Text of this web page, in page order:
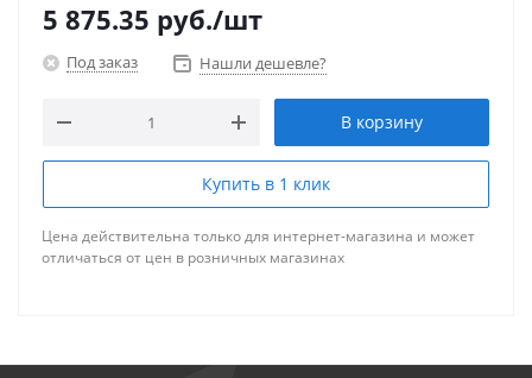
5 875.35 руб./шт
Под заказ Нашли дешевле?
В корзину
Купить в 1 клик
Цена действительна только для интернет-магазина и может
отличаться от цен в розничных магазинах